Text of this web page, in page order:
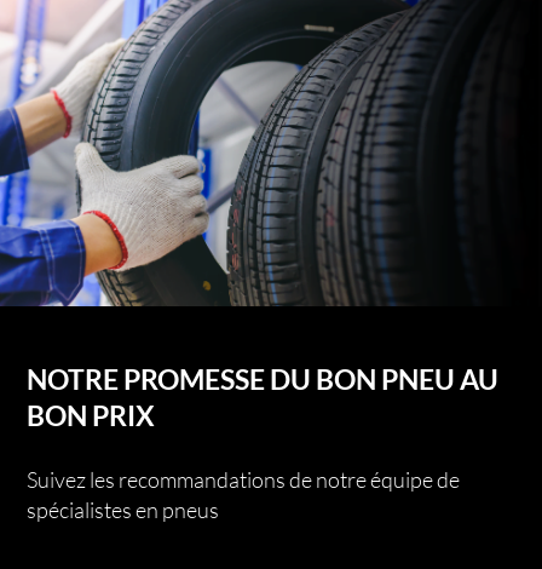
NOTRE PROMESSE DU BON PNEU AU
BON PRIX
Suivez les recommandations de notre équipe de
spécialistes en pneus